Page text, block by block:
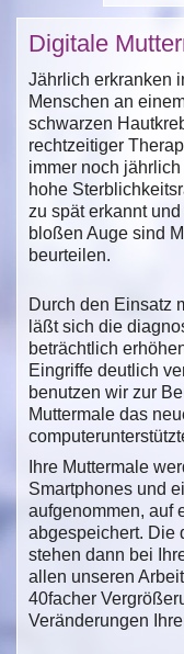
Digitale
Jährlich erkranken
Menschen an
schwarzen
rechtzeitiger
immer noch
hohe
zu spät erkannt
bloßen Auge sind
beurteilen.
Durch den Einsatz
läßt sich die
beträchtlich
Eingriffe deutlich
benutzen wir zur
Muttermale das
Ihre Muttermale
Smartphones und
aufgenommen, auf
abgespeichert. Die
stehen dann bei
allen unseren
40facher
Veränderungen